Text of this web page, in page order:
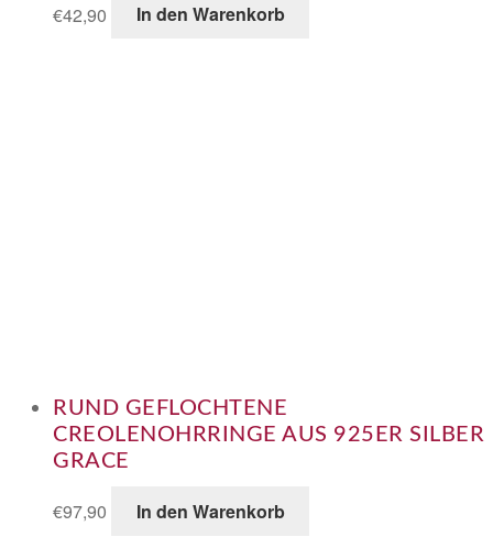
€42,90 In den Warenkorb
RUND GEFLOCHTENE
CREOLENOHRRINGE AUS 925ER SILBER
GRACE
€97,90 In den Warenkorb